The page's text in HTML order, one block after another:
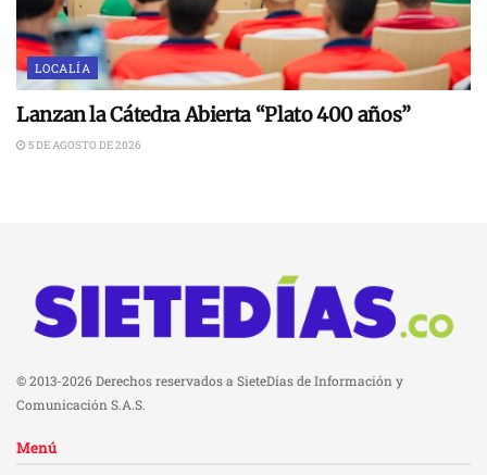
LOCALÍA
Lanzan la Cátedra Abierta “Plato 400 años”
5 DE AGOSTO DE 2026
© 2013-2026 Derechos reservados a SieteDías de Información y
Comunicación S.A.S.
Menú